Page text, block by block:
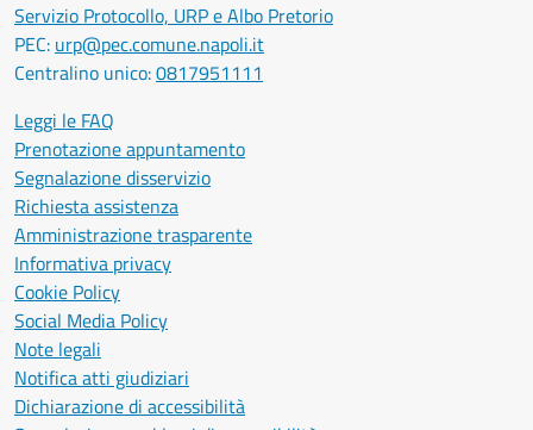
Servizio Protocollo, URP e Albo Pretorio
PEC: urp@pec.comune.napoli.it
Centralino unico:0817951111
Leggi le FAQ
Prenotazione appuntamento
Segnalazione disservizio
Richiesta assistenza
Amministrazione trasparente
Informativa privacy
Cookie Policy
Social Media Policy
Note legali
Notifica atti giudiziari
Dichiarazione di accessibilità